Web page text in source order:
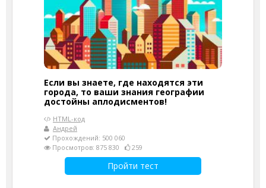
Если вы знаете, где находятся эти
города, то ваши знания географии
достойны аплодисментов!
HTML-код
Андрей
Прохождений: 500 060
Просмотров: 875 830
259
Пройти тест